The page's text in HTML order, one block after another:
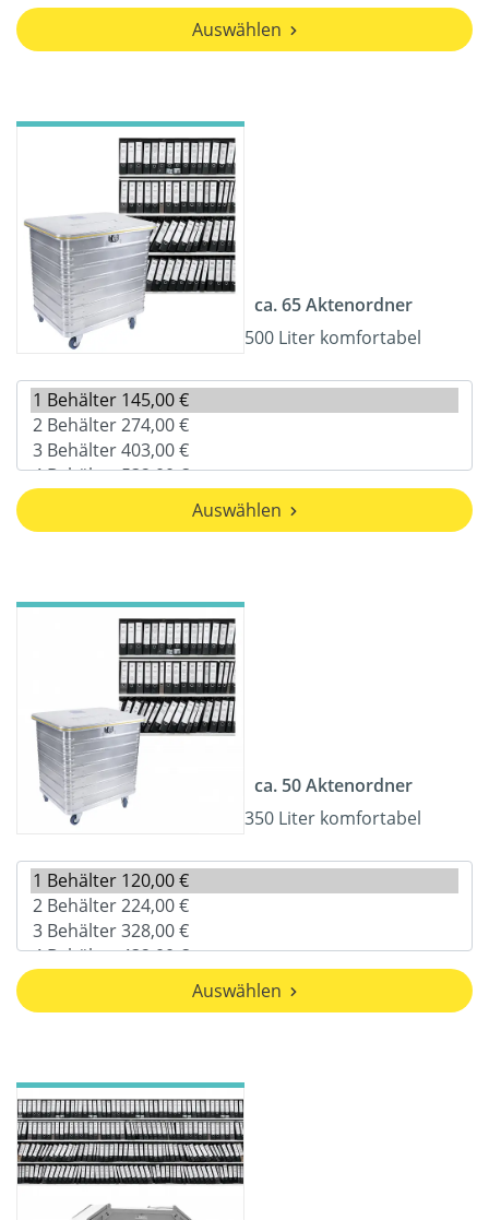
Auswählen
ca. 65 Aktenordner
500 Liter komfortabel
Auswählen
ca. 50 Aktenordner
350 Liter komfortabel
Auswählen